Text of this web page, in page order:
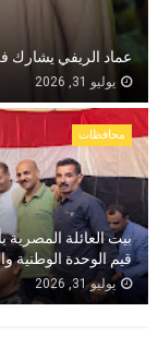
عماد الريفي يشارك
يوليو 31, 2026
محافظات
بيت العائلة المصرية
قيم الوحدة الوطنية
يوليو 31, 2026